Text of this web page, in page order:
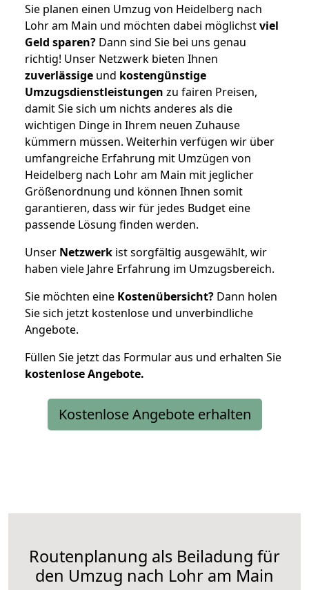
Sie planen einen Umzug von Heidelberg nach
Lohr am Main und möchten dabei möglichstviel
Geld sparen? Dann sind Sie bei uns genau
richtig! Unser Netzwerk bieten Ihnen
zuverlässige und kostengünstige
Umzugsdienstleistungen zu fairen Preisen,
damit Sie sich um nichts anderes als die
wichtigen Dinge in Ihrem neuen Zuhause
kümmern müssen. Weiterhin verfügen wir über
umfangreiche Erfahrung mit Umzügen von
Heidelberg nach Lohr am Main mit jeglicher
Größenordnung und können Ihnen somit
garantieren, dass wir für jedes Budget eine
passende Lösung finden werden.
Unser Netzwerk ist sorgfältig ausgewählt, wir
haben viele Jahre Erfahrung im Umzugsbereich.
Sie möchten eine Kostenübersicht? Dann holen
Sie sich jetzt kostenlose und unverbindliche
Angebote.
Füllen Sie jetzt das Formular aus und erhalten Sie
kostenloseAngebote.
Kostenlose Angebote erhalten
Routenplanung als Beiladung für
den Umzug nach Lohr am Main